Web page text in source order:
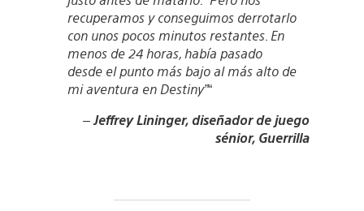
recuperamos y conseguimos derrotarlo
con unos pocos minutos restantes. En
menos de 24 horas, había pasado
desde el punto más bajo al más alto de
mi aventura en Destiny”“
–Jeffrey Lininger, diseñador de juego
sénior, Guerrilla